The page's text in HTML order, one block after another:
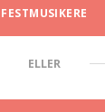
FESTMUSIKERE
ELLER